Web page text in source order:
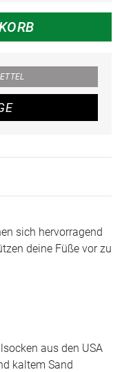
sich hervorragend
deine Füße vor zu
aus den USA
kaltem Sand